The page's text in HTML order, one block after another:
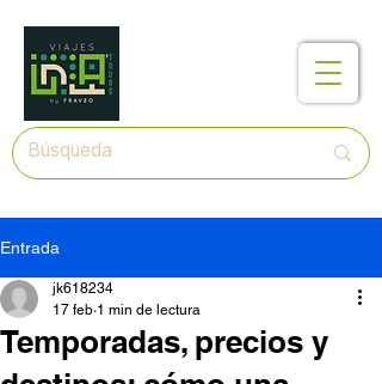
Entrada
Temporadas, precios y
jk618234
17 feb 1 min de lectura